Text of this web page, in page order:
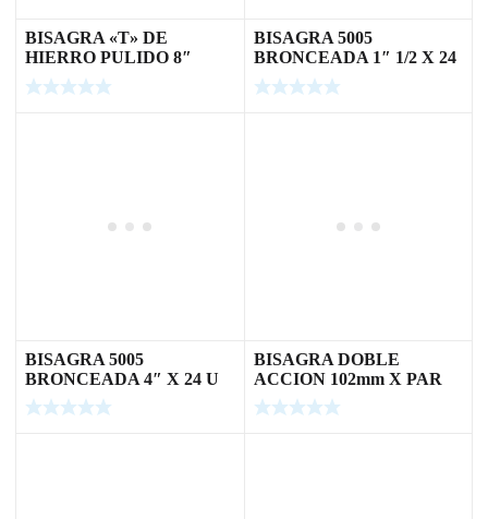
BISAGRA «T» DE
HIERRO PULIDO 8″
BISAGRA 5005
BRONCEADA 1″ 1/2 X 24
U
BISAGRA 5005
BRONCEADA 4″ X 24 U
BISAGRA DOBLE
ACCION 102mm X PAR